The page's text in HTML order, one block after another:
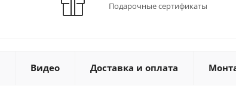
Подарочные сертификаты
Видео Доставка и оплата